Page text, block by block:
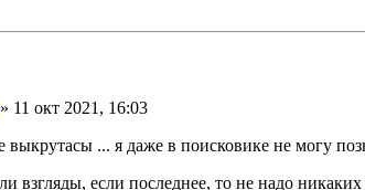
» 11 окт 2021, 16:03
выкрутасы ... я даже в поисковике не могу
взгляды, если последнее, то не надо